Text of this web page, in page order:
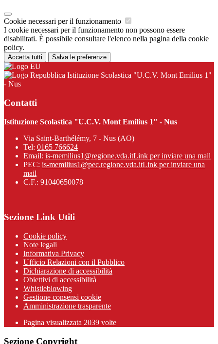
Cookie necessari per il funzionamento
I cookie necessari per il funzionamento non possono essere
disabilitati. È possibile consultare l'elenco nella pagina della cookie
policy.
Accetta tutti Salva le preferenze
Istituzione Scolastica "U.C.V. Mont Emilius 1"
- Nus
Contatti
Istituzione Scolastica "U.C.V. Mont Emilius 1" - Nus
Via Saint-Barthélémy, 7 - Nus (AO)
Tel: 0165 766624
Email: is-memilius1@regione.vda.itLink per inviare una mail
PEC: is-memilius1@pec.regione.vda.itLink per inviare una
mail
C.F.: 91040650078
Sezione Link Utili
Cookie policy
Note legali
Informativa Privacy
Ufficio Relazioni con il Pubblico
Dichiarazione di accessibilità
Obiettivi di accessibilità
Whistleblowing
Gestione consensi cookie
Amministrazione trasparente
Pagina visualizzata 2039 volte
Sezione Copyright